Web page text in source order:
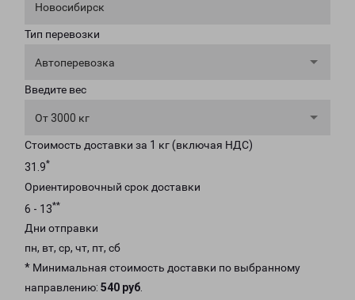
Новосибирск
Тип перевозки
Автоперевозка
Введите вес
От 3000 кг
Стоимость доставки за 1 кг (включая НДС)
31.9*
Ориентировочный срок доставки
6 - 13**
Дни отправки
пн, вт, ср, чт, пт, сб
* Минимальная стоимость доставки по выбранному
направлению: 540 руб.